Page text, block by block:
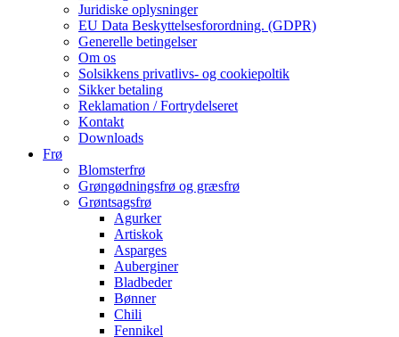
Juridiske oplysninger
EU Data Beskyttelsesforordning. (GDPR)
Generelle betingelser
Om os
Solsikkens privatlivs- og cookiepoltik
Sikker betaling
Reklamation / Fortrydelseret
Kontakt
Downloads
Frø
Blomsterfrø
Grøngødningsfrø og græsfrø
Grøntsagsfrø
Agurker
Artiskok
Asparges
Auberginer
Bladbeder
Bønner
Chili
Fennikel